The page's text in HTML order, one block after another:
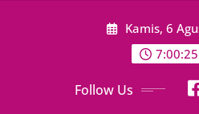
Kamis, 6
Follow Us